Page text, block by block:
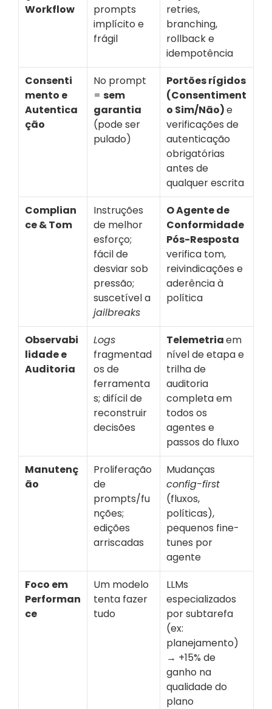
Workflow
prompts
implícito e
frágil
retries,
branching,
rollback e
idempotência
Consenti
mento e
Autentica
ção
No prompt
= sem
garantia
(pode ser
pulado)
Portões rígidos
(Consentiment
o Sim/Não) e
verificações de
autenticação
obrigatórias
antes de
qualquer escrita
Complian
ce & Tom
Instruções
de melhor
esforço;
fácil de
desviar sob
pressão;
suscetível a
jailbreaks
O Agente de
Conformidade
verifica tom,
reivindicações e
aderência à
política
Observabi
lidade e
Auditoria
Logs
fragmentad
os de
ferramenta
s; difícil de
reconstruir
decisões
Telemetria em
nível de etapa e
trilha de
auditoria
completa em
todos os
agentes e
passos do fluxo
Manutenç
ão
Proliferação
de
prompts/fu
nções;
edições
arriscadas
Mudanças
config-first
(fluxos,
políticas),
pequenos fine-
tunes por
agente
Foco em
Performan
ce
Um modelo
tenta fazer
tudo
LLMs
especializados
por subtarefa
(ex:
planejamento)
→ +15% de
ganho na
qualidade do
plano